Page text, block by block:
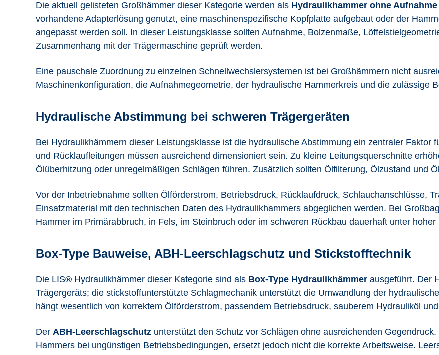
Die aktuell gelisteten Großhämmer dieser Kategorie werden als Hydraulikhammer ohne Aufnahme
vorhandene Adapterlösung genutzt, eine maschinenspezifische Kopfplatte aufgebaut oder der
angepasst werden soll. In dieser Leistungsklasse sollten Aufnahme, Bolzenmaße,
Zusammenhang mit der Trägermaschine geprüft werden.
Eine pauschale Zuordnung zu einzelnen Schnellwechslersystemen ist bei Großhämmern nicht
Maschinenkonfiguration, die Aufnahmegeometrie, der hydraulische Hammerkreis und die zulässige
Hydraulische Abstimmung bei schweren Trägergeräten
Bei Hydraulikhämmern dieser Leistungsklasse ist die hydraulische Abstimmung ein zentraler Faktor
und Rücklaufleitungen müssen ausreichend dimensioniert sein. Zu kleine Leitungsquerschnitte
Ölüberhitzung oder unregelmäßigen Schlägen führen. Zusätzlich sollten Ölfilterung, Ölzustand und
Vor der Inbetriebnahme sollten Ölförderstrom, Betriebsdruck, Rücklaufdruck, Schlauchanschlüsse,
Einsatzmaterial mit den technischen Daten des Hydraulikhammers abgeglichen werden. Bei
Hammer im Primärabbruch, in Fels, im Steinbruch oder im schweren Rückbau dauerhaft unter
Box-Type Bauweise, ABH-Leerschlagschutz und Stickstofftechnik
Die LIS® Hydraulikhämmer dieser Kategorie sind als Box-Type Hydraulikhämmer ausgeführt. Der
Trägergeräts; die stickstoffunterstützte Schlagmechanik unterstützt die Umwandlung der
hängt wesentlich von korrektem Ölförderstrom, passendem Betriebsdruck, sauberem Hydrauliköl
Der ABH-Leerschlagschutz unterstützt den Schutz vor Schlägen ohne ausreichenden
Hammers bei ungünstigen Betriebsbedingungen, ersetzt jedoch nicht die korrekte Arbeitsweise.